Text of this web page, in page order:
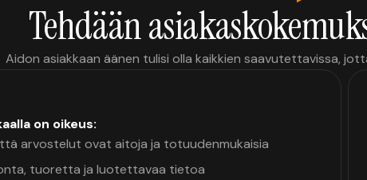
Tehdään
Aidon asiakkaan äänen tulisi olla kaikkien saavutettavissa,
on oikeus:
arvostelut ovat aitoja ja totuudenmukaisia
tuoretta ja luotettavaa tietoa